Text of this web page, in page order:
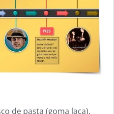
de pasta (goma laca),